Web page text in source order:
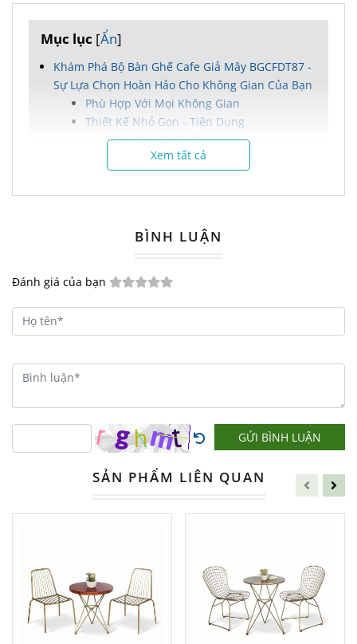
Mục lục [Ẩn]
Khám Phá Bộ Bàn Ghế Cafe Giả Mây BGCFDT87 -
Sự Lựa Chọn Hoàn Hảo Cho Không Gian Của Bạn
Phù Hợp Với Mọi Không Gian
Thiết Kế Nhỏ Gọn - Tiện Dụng
Nguyên Vật Liệu Chất Lượng Cao
Tính Năng Nổi Bật
Liên Hệ Ngay Để Đặt Hàng
Khám Phá Bộ Bàn Ghế Cafe Giả
Mây BGCFDT87 - Sự Lựa Chọn
Hoàn Hảo Cho Không Gian Của
Bạn
Bạn đang tìm kiếm một
bàn ghế cafe giả mây BGCFDT87chính
là sự lựa chọn lý tưởng mà bạn không thể
Với sự kết hợp tinh tế giữa phong cách
sẽ mang đến cho bạn những trải nghiệm
tuyệt vời nhất.
Phù Hợp Với Mọi Không Gian
Xem tất cả
BÌNH LUẬN
Đánh giá của bạn
GỬI BÌNH LUẬN
SẢN PHẨM LIÊN QUAN